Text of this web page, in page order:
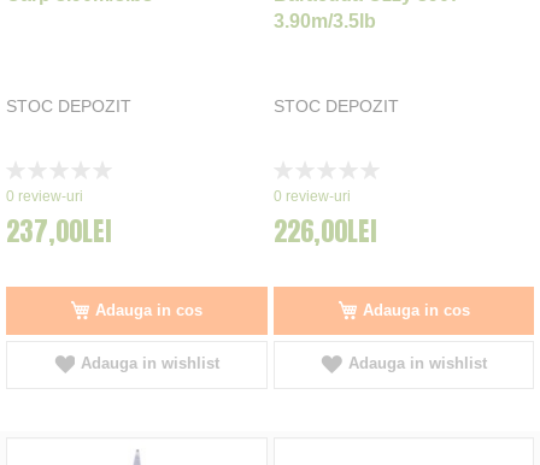
STOC DEPOZIT
0%
0 review-uri
237,00LEI
Adauga in cos
Adauga in wishlist
3.90m/3.5lb
STOC DEPOZIT
0%
0 review-uri
226,00LEI
Adauga in cos
Adauga in wishlist